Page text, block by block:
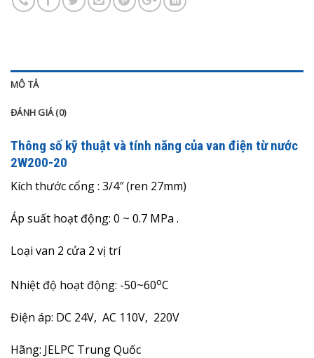
MÔ TẢ
ĐÁNH GIÁ (0)
Thông số kỹ thuật và tính năng của van điện từ nước
2W200-20
Kích thước cổng : 3/4″ (ren 27mm)
Áp suất hoạt động: 0 ~ 0.7 MPa .
Loại van 2 cửa 2 vị trí
Nhiệt độ hoạt động: -50~60oC
Điện áp: DC 24V, AC 110V, 220V
Hãng: JELPC Trung Quốc